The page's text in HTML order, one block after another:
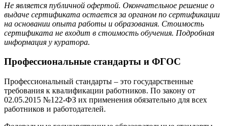
Не является публичной офертой. Окончательное решение о
выдаче сертификата остается за органом по сертификации
на основании опыта работы и образования. Стоимость
сертификата не входит в стоимость обучения. Подробная
информация у куратора.
Профессиональные стандарты и ФГОС
Профессиональный стандарты – это государственные
требования к квалификации работников. По закону от
02.05.2015 №122-ФЗ их применения обязательно для всех
работников и работодателей.